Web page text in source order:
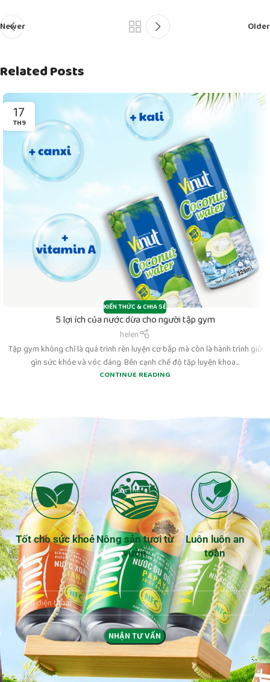
Newer Older
Related Posts
17
TH9
KIẾN THỨC & CHIA SẺ
5 lợi ích của nước dừa cho người tập gym
helen
Tập gym không chỉ là quá trình rèn luyện cơ bắp mà còn là hành trình giữ
gìn sức khỏe và vóc dáng. Bên cạnh chế độ tập luyện khoa...
CONTINUE READING
Tốt cho sức khoẻ Nông sản tươi từ
vườn
Luôn luôn an
toàn